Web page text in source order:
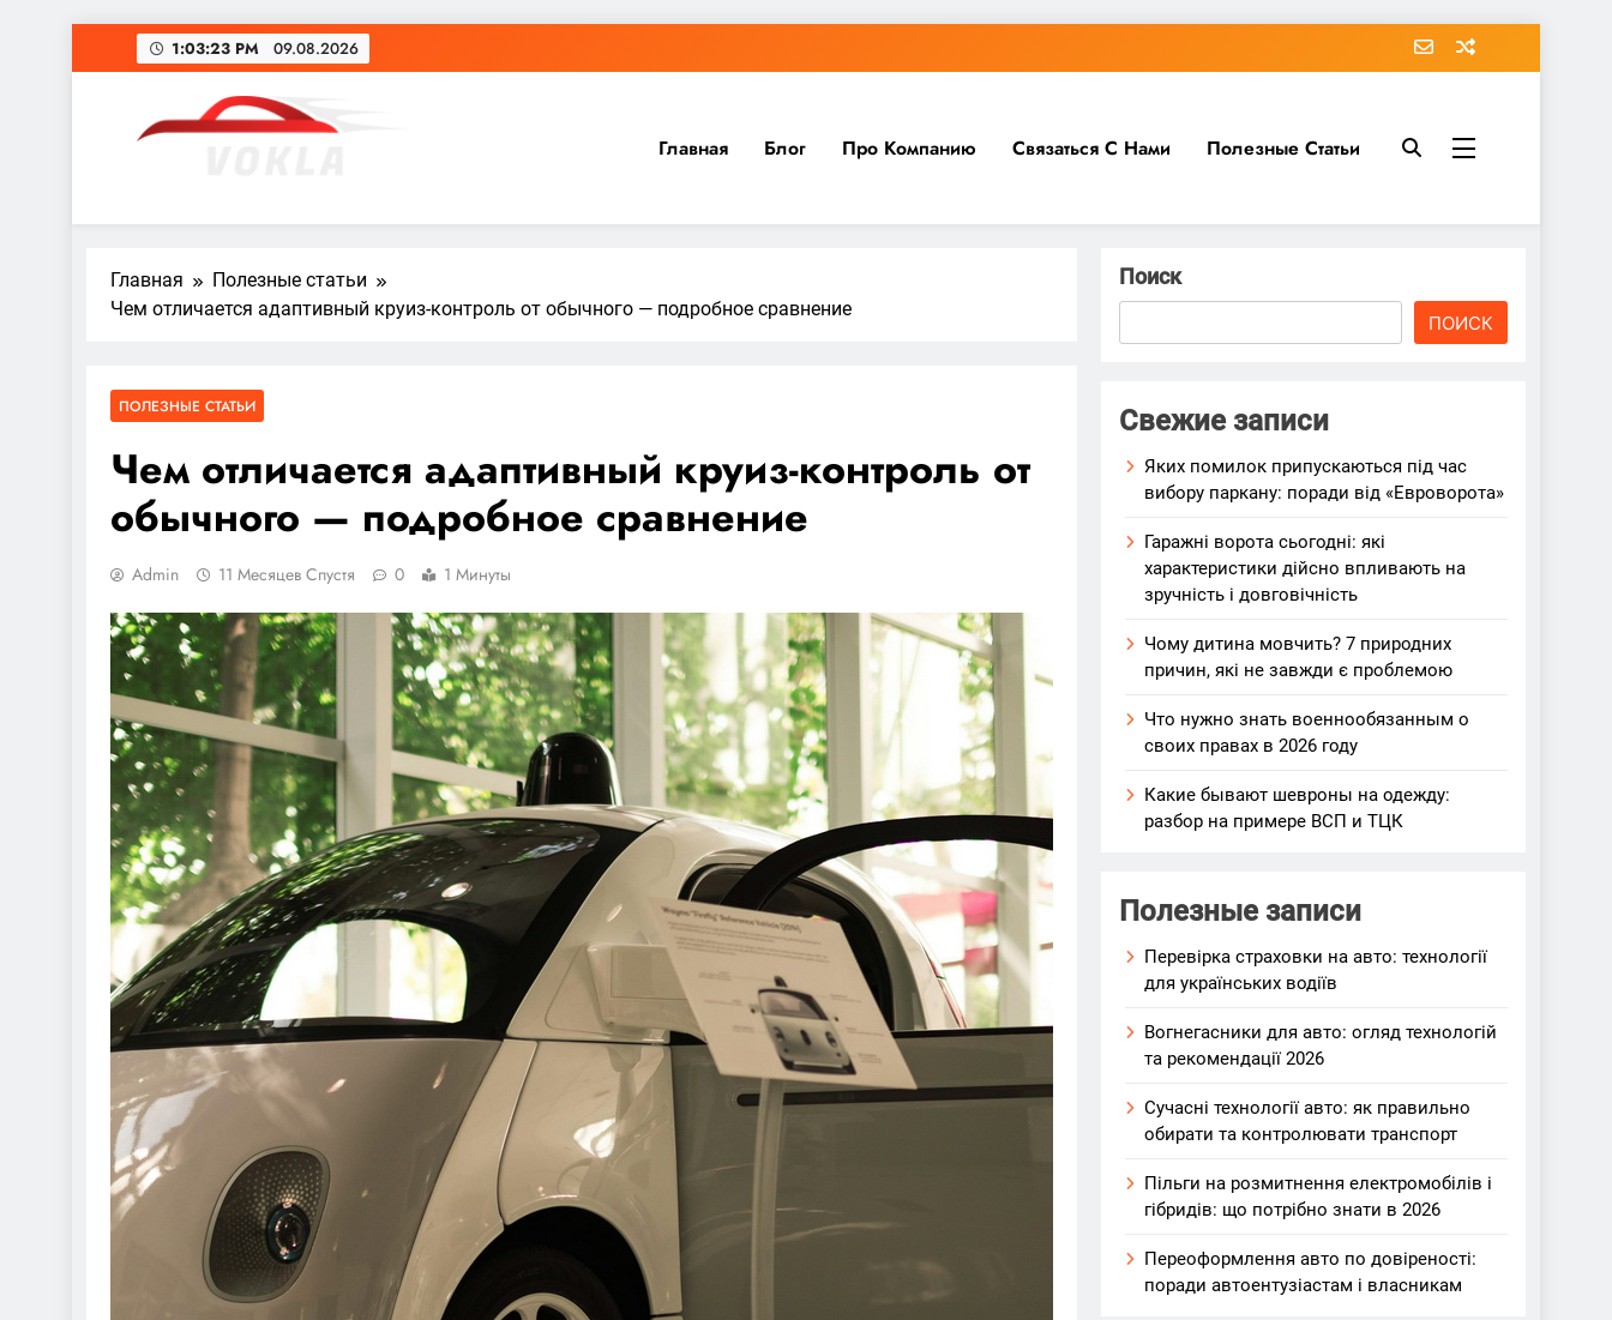
Перейти
1:03:24 PM 09.08.2026
vokla.vn.ua
Главная Блог Про Компанию Связаться С Нами Полезные Статьи
Главная
Полезные статьи
Чем отличается адаптивный круиз-контроль от обычного — подробное сравнение
ПОЛЕЗНЫЕ СТАТЬИ
Чем отличается адаптивный круиз-контроль от
обычного — подробное сравнение
Admin 11 Месяцев Спустя 0 1 Минуты
Поиск
ПОИСК
Свежие записи
Яких помилок припускаються під час
вибору паркану: поради від «Евроворота»
Гаражні ворота сьогодні: які
характеристики дійсно впливають на
зручність і довговічність
Чому дитина мовчить? 7 природних
причин, які не завжди є проблемою
Что нужно знать военнообязанным о
своих правах в 2026 году
Какие бывают шевроны на одежду:
разбор на примере ВСП и ТЦК
Полезные записи
Перевірка страховки на авто: технології
для українських водіїв
Вогнегасники для авто: огляд технологій
та рекомендації 2026
Сучасні технології авто: як правильно
обирати та контролювати транспорт
Пільги на розмитнення електромобілів і
гібридів: що потрібно знати в 2026
Переоформлення авто по довіреності:
поради автоентузіастам і власникам